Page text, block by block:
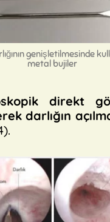
genişletilmesinde
metal bujiler
direkt
darlığın